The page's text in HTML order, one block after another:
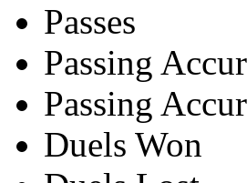
Passes
Passing
Passing
Duels Won